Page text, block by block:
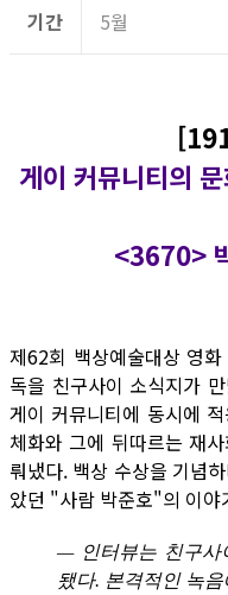
기간 5월
게이 커뮤니티의
<3670>
제62회 백상예술대상 영
독을 친구사이 소식지가
게이 커뮤니티에 동시에
체화와 그에 뒤따르는 재
뤄냈다. 백상 수상을 기념
았던 "사람 박준호"의 이야
— 인터뷰는 친구
됐다. 본격적인 녹